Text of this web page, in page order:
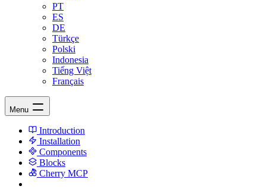
PT
ES
DE
Türkçe
Polski
Indonesia
Tiếng Việt
Français
Menu
Introduction
Installation
Components
Blocks
Cherry MCP